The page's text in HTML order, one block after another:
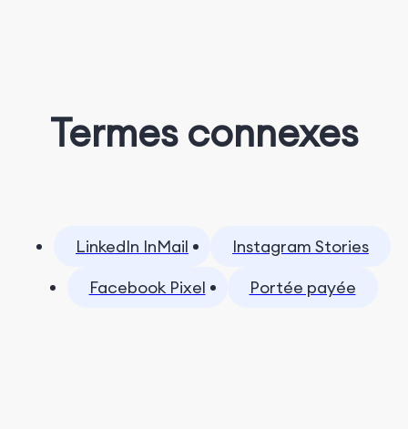
Termes connexes
LinkedIn InMail
Instagram Stories
Facebook Pixel
Portée payée